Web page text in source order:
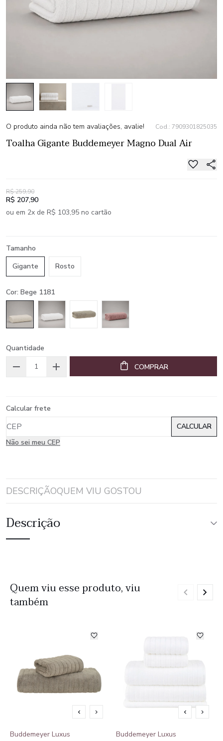
O produto ainda não tem avaliações, avalie! Cod.: 7909301825035
Toalha Gigante Buddemeyer Magno Dual Air
R$ 259,90
R$ 207,90
ou em 2x de R$ 103,95 no cartão
Tamanho
Gigante
Rosto
Cor: Bege 1181
Quantidade
COMPRAR
Calcular frete
Não sei meu CEP
DESCRIÇÃOQUEM VIU GOSTOU
Descrição
Quem viu esse produto, viu
também
Buddemeyer Luxus
Buddemeyer Luxus